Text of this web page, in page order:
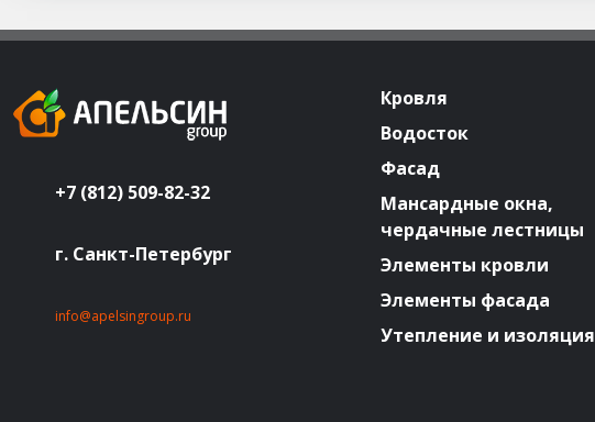
+7 (812) 509-82-32
г. Санкт-Петербург
info@apelsingroup.ru
Кровля
Водосток
Фасад
Мансардные окна,
чердачные лестницы
Элементы кровли
Элементы фасада
Утепление и изоляция